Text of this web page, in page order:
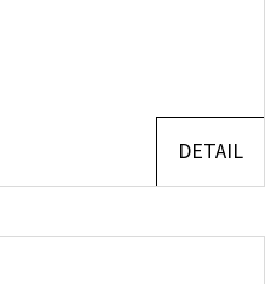
DETAIL